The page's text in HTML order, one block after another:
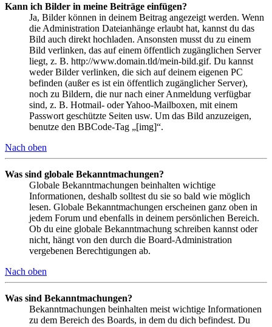
Kann ich Bilder in meine Beiträge einfügen?
Ja, Bilder können in deinem Beitrag angezeigt werden. Wenn
die Administration Dateianhänge erlaubt hat, kannst du das
Bild auch direkt hochladen. Ansonsten musst du zu einem
Bild verlinken, das auf einem öffentlich zugänglichen Server
liegt, z. B. http://www.domain.tld/mein-bild.gif. Du kannst
weder Bilder verlinken, die sich auf deinem eigenen PC
befinden (außer es ist ein öffentlich zugänglicher Server),
noch zu Bildern, die nur nach einer Anmeldung verfügbar
sind, z. B. Hotmail- oder Yahoo-Mailboxen, mit einem
Passwort geschützte Seiten usw. Um das Bild anzuzeigen,
benutze den BBCode-Tag „[img]“.
Nach oben
Was sind globale Bekanntmachungen?
Globale Bekanntmachungen beinhalten wichtige
Informationen, deshalb solltest du sie so bald wie möglich
lesen. Globale Bekanntmachungen erscheinen ganz oben in
jedem Forum und ebenfalls in deinem persönlichen Bereich.
Ob du eine globale Bekanntmachung schreiben kannst oder
nicht, hängt von den durch die Board-Administration
vergebenen Berechtigungen ab.
Nach oben
Was sind Bekanntmachungen?
Bekanntmachungen beinhalten meist wichtige Informationen
zu dem Bereich des Boards, in dem du dich befindest. Du